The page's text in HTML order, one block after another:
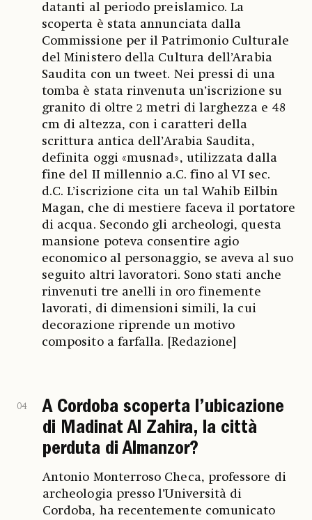
datanti al periodo preislamico. La
scoperta è stata annunciata dalla
Commissione per il Patrimonio Culturale
del Ministero della Cultura dell’Arabia
Saudita con un tweet. Nei pressi di una
tomba è stata rinvenuta un’iscrizione su
granito di oltre 2 metri di larghezza e 48
cm di altezza, con i caratteri della
scrittura antica dell’Arabia Saudita,
definita oggi «musnad», utilizzata dalla
fine del II millennio a.C. fino al VI sec.
d.C. L’iscrizione cita un tal Wahib Eilbin
Magan, che di mestiere faceva il portatore
di acqua. Secondo gli archeologi, questa
mansione poteva consentire agio
economico al personaggio, se aveva al suo
seguito altri lavoratori. Sono stati anche
rinvenuti tre anelli in oro finemente
lavorati, di dimensioni simili, la cui
decorazione riprende un motivo
composito a farfalla. [Redazione]
04
A Cordoba scoperta l’ubicazione
di Madinat Al Zahira, la città
perduta di Almanzor?
Antonio Monterroso Checa, professore di
archeologia presso l’Università di
Cordoba, ha recentemente comunicato